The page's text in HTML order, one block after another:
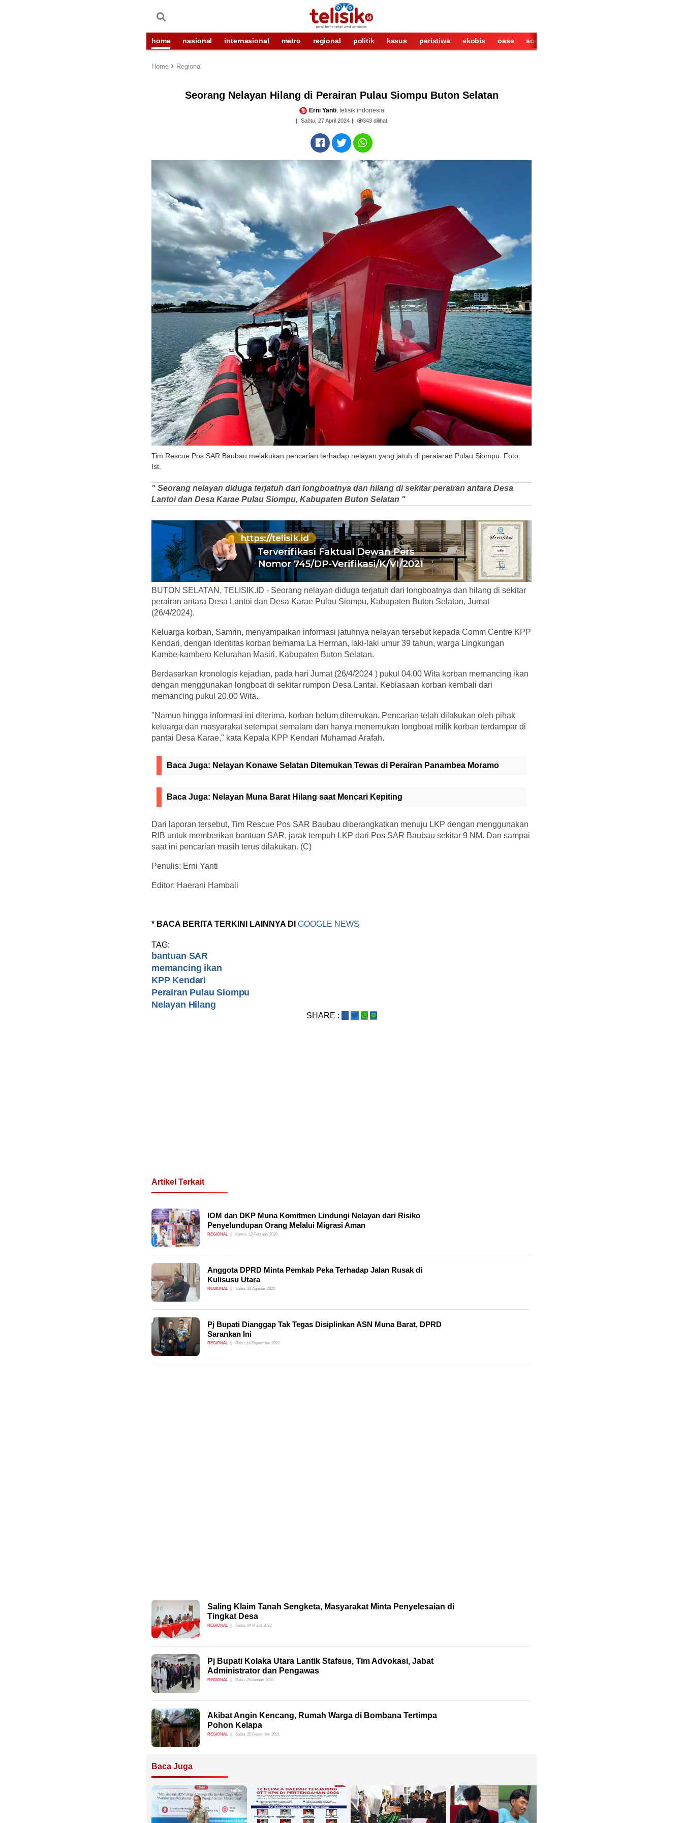
home nasional internasional metro regional politik kasus peristiwa ekobis oase sosok
Home Regional
Seorang Nelayan Hilang di Perairan Pulau Siompu Buton Selatan
Erni Yanti, telisik indonesia
Sabtu, 27 April 2024 343 dilihat
Tim Rescue Pos SAR Baubau melakukan pencarian terhadap nelayan yang jatuh di peraiaran Pulau Siompu. Foto:
Ist.
" Seorang nelayan diduga terjatuh dari longboatnya dan hilang di sekitar perairan antara Desa
Lantoi dan Desa Karae Pulau Siompu, Kabupaten Buton Selatan "
BUTON SELATAN, TELISIK.ID - Seorang nelayan diduga terjatuh dari longboatnya dan hilang di sekitar
perairan antara Desa Lantoi dan Desa Karae Pulau Siompu, Kabupaten Buton Selatan, Jumat
(26/4/2024).
Keluarga korban, Samrin, menyampaikan informasi jatuhnya nelayan tersebut kepada Comm Centre KPP
Kendari, dengan identitas korban bernama La Herman, laki-laki umur 39 tahun, warga Lingkungan
Kambe-kambero Kelurahan Masiri, Kabupaten Buton Selatan.
Berdasarkan kronologis kejadian, pada hari Jumat (26/4/2024 ) pukul 04.00 Wita korban memancing ikan
dengan menggunakan longboat di sekitar rumpon Desa Lantai. Kebiasaan korban kembali dari
memancing pukul 20.00 Wita.
"Namun hingga informasi ini diterima, korban belum ditemukan. Pencarian telah dilakukan oleh pihak
keluarga dan masyarakat setempat semalam dan hanya menemukan longboat milik korban terdampar di
pantai Desa Karae," kata Kepala KPP Kendari Muhamad Arafah.
Baca Juga: Nelayan Konawe Selatan Ditemukan Tewas di Perairan Panambea Moramo
Baca Juga: Nelayan Muna Barat Hilang saat Mencari Kepiting
Dari laporan tersebut, Tim Rescue Pos SAR Baubau diberangkatkan menuju LKP dengan menggunakan
RIB untuk memberikan bantuan SAR, jarak tempuh LKP dari Pos SAR Baubau sekitar 9 NM. Dan sampai
saat ini pencarian masih terus dilakukan. (C)
Penulis: Erni Yanti
Editor: Haerani Hambali
* BACA BERITA TERKINI LAINNYA DI GOOGLE NEWS
TAG:
bantuan SAR
memancing ikan
KPP Kendari
Perairan Pulau Siompu
Nelayan Hilang
SHARE :
Artikel Terkait
IOM dan DKP Muna Komitmen Lindungi Nelayan dari Risiko
Penyelundupan Orang Melalui Migrasi Aman
REGIONAL Kamis, 12 Februari 2026
Anggota DPRD Minta Pemkab Peka Terhadap Jalan Rusak di
Kulisusu Utara
REGIONAL Sabtu, 13 Agustus 2022
Pj Bupati Dianggap Tak Tegas Disiplinkan ASN Muna Barat, DPRD
Sarankan Ini
REGIONAL Rabu, 14 September 2022
Saling Klaim Tanah Sengketa, Masyarakat Minta Penyelesaian di
Tingkat Desa
REGIONAL Sabtu, 04 Maret 2023
Pj Bupati Kolaka Utara Lantik Stafsus, Tim Advokasi, Jabat
Administrator dan Pengawas
REGIONAL Rabu, 25 Januari 2023
Akibat Angin Kencang, Rumah Warga di Bombana Tertimpa
Pohon Kelapa
REGIONAL Sabtu, 25 Desember 2021
Baca Juga